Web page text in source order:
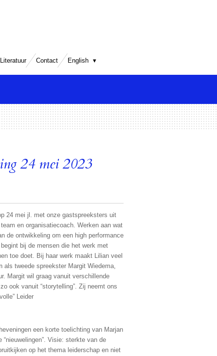
Contact English
24 mei 2023
24 mei jl. met onze gastspreeksters uit
en organisatiecoach. Werken aan wat
de ontwikkeling om een high performance
bij de mensen die het werk met
toe doet. Bij haar werk maakt Lilian veel
als tweede spreekster Margit Wiedema,
Margit wil graag vanuit verschillende
ook vanuit “storytelling”. Zij neemt ons
Leider
een korte toelichting van Marjan
Visie: sterkte van de
op het thema leiderschap en niet